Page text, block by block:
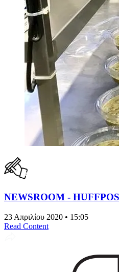
NEWSROOM -
23 Απριλίου 2020 • 15:05
Read Content